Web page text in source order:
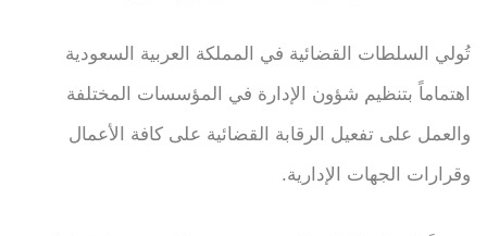
تُولي السلطات القضائية في المملكة العربية السعودية
اهتماماً بتنظيم شؤون الإدارة في المؤسسات المختلفة
والعمل على تفعيل الرقابة القضائية على كافة الأعمال
وقرارات الجهات الإدارية.